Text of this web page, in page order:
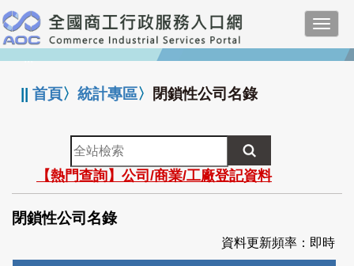
跳
到
主
要
:::
||首頁〉統計專區〉 閉鎖性公司名錄
全
站
檢
索
【熱門查詢】公司/商業/工廠登記資料
閉鎖性公司名錄
資料更新頻率：即時